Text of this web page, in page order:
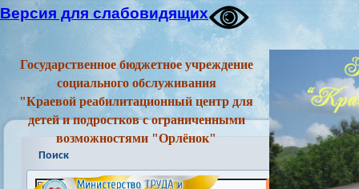
Версия для слабовидящих
Государственное бюджетное учреждение
социального обслуживания
"Краевой реабилитационный центр для
детей и подростков с ограниченными
возможностями "Орлёнок"
Поиск